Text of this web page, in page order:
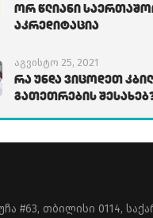
Ორ Წლიანი
Აკრედიტაცია
აგვისტო 25, 2021
Რა Უნდა Ვიცოდეთ
Გათეთრების
#63, თბილისი 0114,